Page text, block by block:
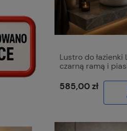
Lustro do łazienki
czarną ramą i
585,00 zł